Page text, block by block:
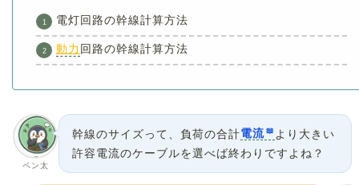
電灯回路の幹線計算方法
動力 回路の幹線計算方法
ペン太
幹線のサイズって、負荷の合計電流
より大きい
許容電流のケーブルを選べば終わりですよね？